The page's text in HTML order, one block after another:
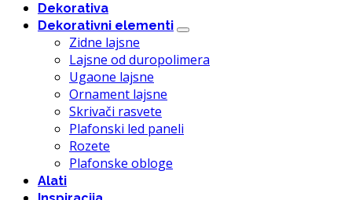
Dekorativa
Dekorativni elementi
Zidne lajsne
Lajsne od duropolimera
Ugaone lajsne
Ornament lajsne
Skrivači rasvete
Plafonski led paneli
Rozete
Plafonske obloge
Alati